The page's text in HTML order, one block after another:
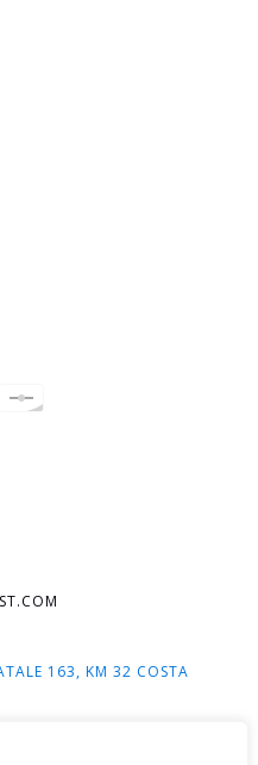
163, KM 32 COSTA